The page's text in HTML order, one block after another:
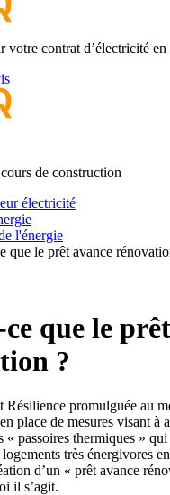
votre contrat d’électricité
de construction
électricité
l'énergie
que le prêt avance
ce que le
?
promulguée au
place de mesures visant à
« passoires thermiques »
très énergivores
d’un « prêt avance
il s’agit.